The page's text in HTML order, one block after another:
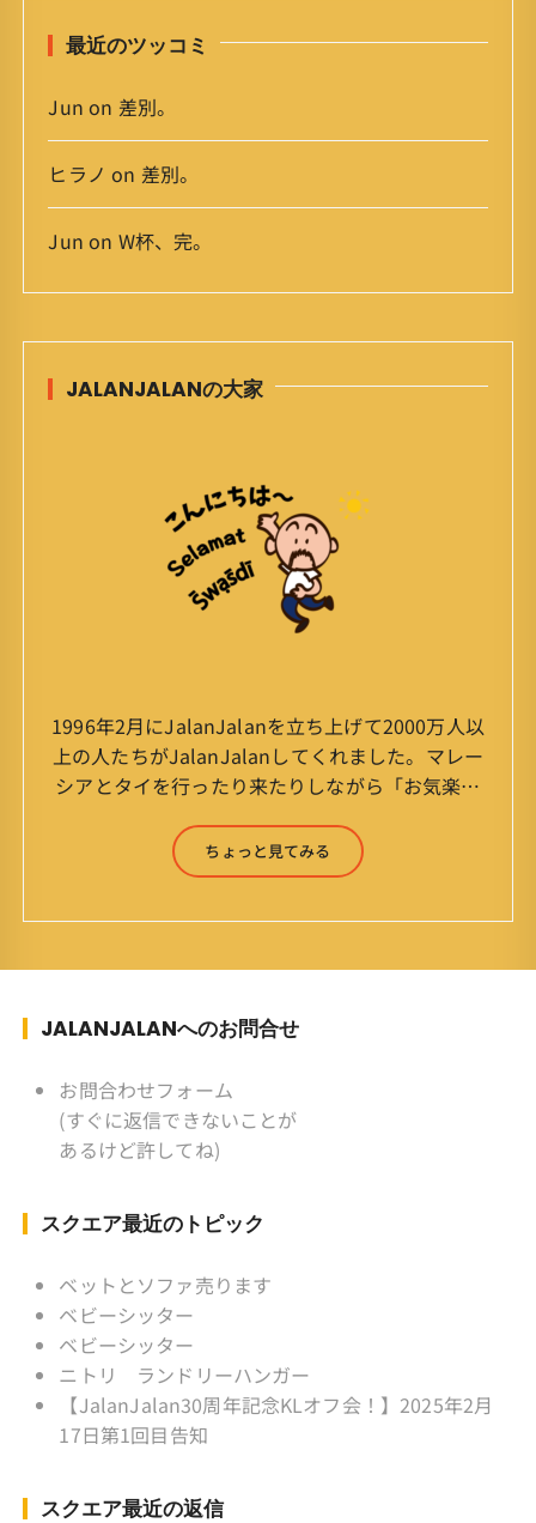
最近のツッコミ
Jun on 差別。
ヒラノ on 差別。
Jun on W杯、完。
JALANJALANの大家
1996年2月にJalanJalanを立ち上げて2000万人以
上の人たちがJalanJalanしてくれました。マレー
シアとタイを行ったり来たりしながら「お気楽」
森 淳（Jun Yamamori） 生年月日 ：1959年
7月4日(61才) 生まれ ：香港(3才まで)
スポーツ ：水泳(浜名湾流古式泳法、競泳平泳
ク ソフトボール
監督 BKKソフトボール「おぼん
こぼん 」監督 マレーシア歴：1991年から31年
目 タイ歴 ：2001年から21年目
ちょっと見てみる
JALANJALANへのお問合せ
お問合わせフォーム
(すぐに返信できないことが
あるけど許してね)
スクエア最近のトピック
ベットとソファ売ります
ベビーシッター
ベビーシッター
ニトリ ランドリーハンガー
【JalanJalan30周年記念KLオフ会！】2025年2月
17日第1回目告知
スクエア最近の返信